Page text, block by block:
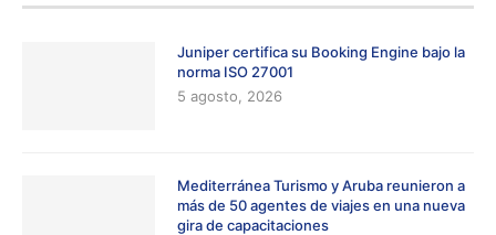
Juniper certifica su Booking Engine bajo la
norma ISO 27001
5 agosto, 2026
Mediterránea Turismo y Aruba reunieron a
más de 50 agentes de viajes en una nueva
gira de capacitaciones